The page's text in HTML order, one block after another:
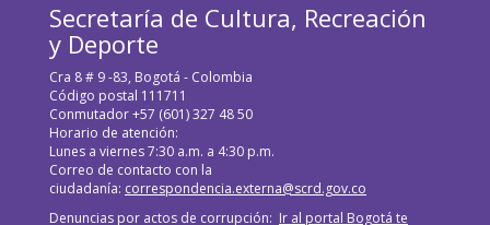
Secretaría de Cultura, Recreación
y Deporte
Cra 8 # 9 -83, Bogotá - Colombia
Código postal 111711
Conmutador +57 (601) 327 48 50
Horario de atención:
Lunes a viernes 7:30 a.m. a 4:30 p.m.
Correo de contacto con la
ciudadanía: correspondencia.externa@scrd.gov.co
Denuncias por actos de corrupción: Ir al portal Bogotá te